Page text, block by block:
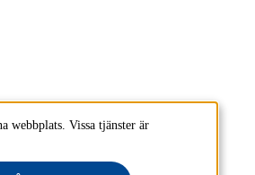
webbplats. Vissa tjänster är